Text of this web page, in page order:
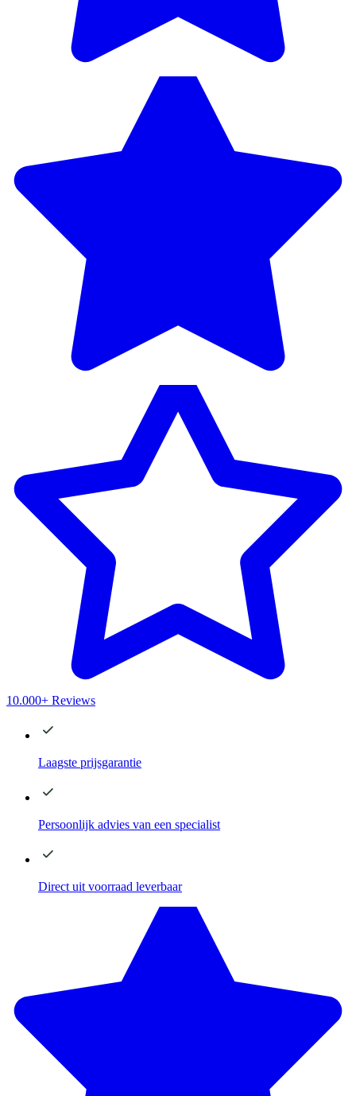
10.000+ Reviews
Laagste prijsgarantie
Persoonlijk advies van een specialist
Direct uit voorraad leverbaar